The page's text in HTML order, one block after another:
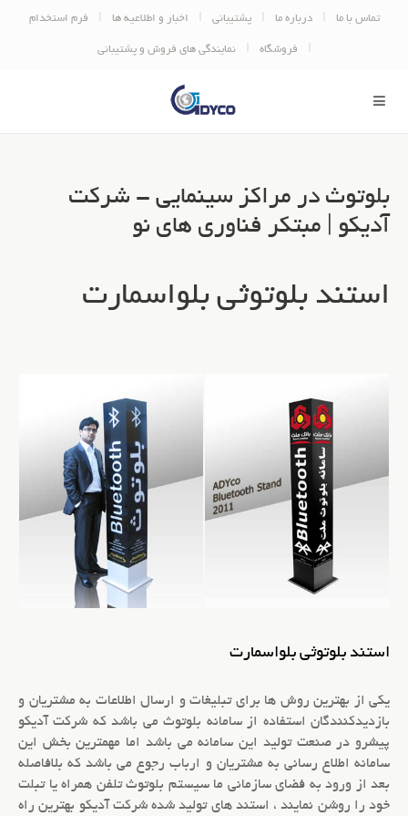
تماس با ما درباره ما پشتیبانی اخبار و اطلاعیه ها فرم استخدام
فروشگاه نمایندگی های فروش و پشتیبانی
بلوتوث در مراکز سینمایی - شرکت
آدیکو | مبتکر فناوری های نو
استند بلوتوثی بلواسمارت
استند بلوتوثی بلواسمارت
یکی از بهترین روش ها برایتبلیغات و ارسال اطلاعات به مشتریان و
بازدیدکنندگان استفاده ازسامانه بلوتوثمی باشد که شرکت آدیکو
پیشرو در صنعت تولید این سامانه می باشد اما مهمترین بخش این
سامانه اطلاع رسانی به مشتریان و ارباب رجوع می باشد که بلافاصله
بعد از ورود به فضای سازمانی ماسیستم بلوتوث تلفن همراه یا تبلت
خود را روشن نمایند ، استند های تولید شده شرکت آدیکو بهترین راه